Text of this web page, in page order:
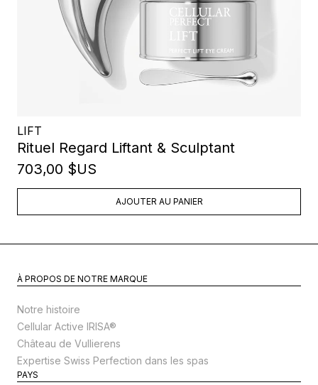
LIFT
Rituel Regard Liftant & Sculptant
703,00 $US
AJOUTER AU PANIER
À PROPOS DE NOTRE MARQUE
Notre histoire
Cellular Active IRISA®
Château de Vullierens
Expertise Swiss Perfection dans les spas
PAYS